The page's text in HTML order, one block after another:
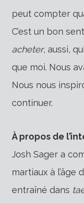
peut compter
C’est un bon
acheter, aussi,
que moi. Nous
Nous nous
continuer.
À propos de
Josh Sager a
martiaux à l’âge
entraîné dans